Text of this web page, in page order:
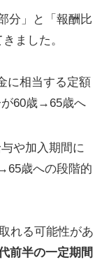
分」と「報酬比
ました。
に相当する定額
60歳→65歳へ
や加入期間に
歳への段階的
れる可能性があ
前半の一定期間